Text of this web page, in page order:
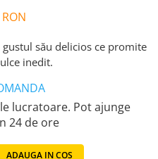
său delicios ce promite
inedit.
lucratoare. Pot ajunge
24 de ore
ADAUGA IN COS